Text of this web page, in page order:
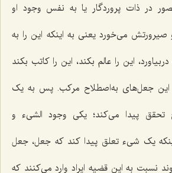
در ذات پروردگار یا به نفس وجود او
می‌خورد یعنی به اینکه این را به
این را عالم بکند، این را کاتب بکند
این جعل‌های به‌اصطلاح مرکب. پس به یک
تحقق پیدا می‌کند؛ یکی وجود الشیء و
یک شیء تعلق پیدا کند که جعل، جعل
نسبت به این قضیه ایراد وارد می‌کنند که